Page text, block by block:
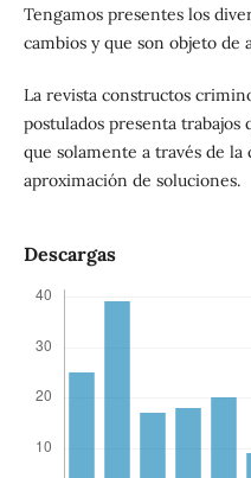
Tengamos presentes los
cambios y que son objeto de
La revista constructos
postulados presenta trabajos
que solamente a través de
aproximación de soluciones.
Descargas